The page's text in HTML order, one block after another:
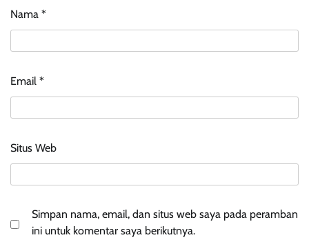
Nama *
Email *
Situs Web
Simpan nama, email, dan situs web saya pada peramban
ini untuk komentar saya berikutnya.